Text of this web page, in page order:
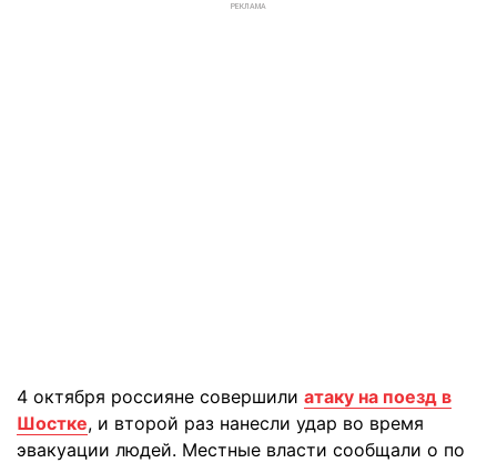
РЕКЛАМА
4 октября россияне совершили атаку на поезд в
Шостке, и второй раз нанесли удар во время
эвакуации людей. Местные власти сообщали о по